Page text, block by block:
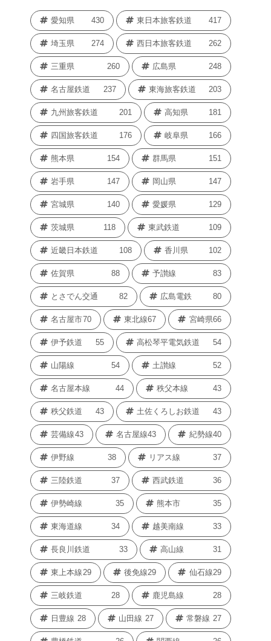
愛知県 430 東日本旅客鉄道 417
埼玉県 274 西日本旅客鉄道 262
三重県 260 広島県 248
名古屋鉄道 237 東海旅客鉄道 203
九州旅客鉄道 201 高知県 181
四国旅客鉄道 176 岐阜県 166
熊本県 154 群馬県 151
岩手県 147 岡山県 147
宮城県 140 愛媛県 129
茨城県 118 東武鉄道 109
近畿日本鉄道 108 香川県 102
佐賀県 88 予讃線 83
とさでん交通 82 広島電鉄 80
名古屋市70 東北線67 宮崎県66
伊予鉄道 55 高松琴平電気鉄道 54
山陽線 54 土讃線 52
名古屋本線 44 秩父本線 43
秩父鉄道 43 土佐くろしお鉄道 43
芸備線43 名古屋線43 紀勢線40
伊野線 38 リアス線 37
三陸鉄道 37 西武鉄道 36
伊勢崎線 35 熊本市 35
東海道線 34 越美南線 33
長良川鉄道 33 高山線 31
東上本線29 後免線29 仙石線29
三岐鉄道 28 鹿児島線 28
日豊線 28 山田線 27 常磐線 27